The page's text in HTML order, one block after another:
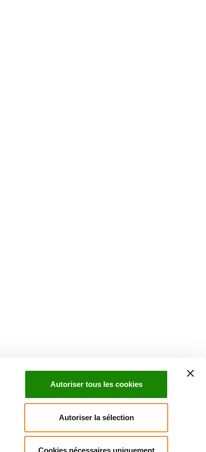
Autoriser tous les cookies
Autoriser la sélection
Cookies nécessaires uniquement